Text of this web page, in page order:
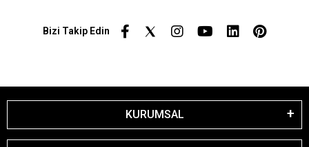
Bizi Takip Edin
KURUMSAL